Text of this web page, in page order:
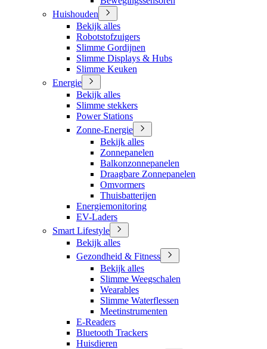
Huishouden
Bekijk alles
Robotstofzuigers
Slimme Gordijnen
Slimme Displays & Hubs
Slimme Keuken
Energie
Bekijk alles
Slimme stekkers
Power Stations
Zonne-Energie
Bekijk alles
Zonnepanelen
Balkonzonnepanelen
Draagbare Zonnepanelen
Omvormers
Thuisbatterijen
Energiemonitoring
EV-Laders
Smart Lifestyle
Bekijk alles
Gezondheid & Fitness
Bekijk alles
Slimme Weegschalen
Wearables
Slimme Waterflessen
Meetinstrumenten
E-Readers
Bluetooth Trackers
Huisdieren